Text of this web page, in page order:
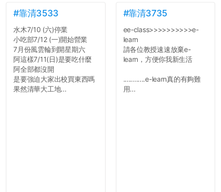
#靠清3533
水木7/10 (六)停業
小吃部7/12 (一)開始營業
7月份風雲輪到開星期六
阿這樣7/11(日)是要吃什麼
阿全部都沒開
是要強迫大家出校買東西嗎
果然清華大工地...
#靠清3735
ee-class>>>>>>>>>>e-
learn
請各位教授速速放棄e-
learn，方便你我新生活
............e-learn真的有夠難
用...